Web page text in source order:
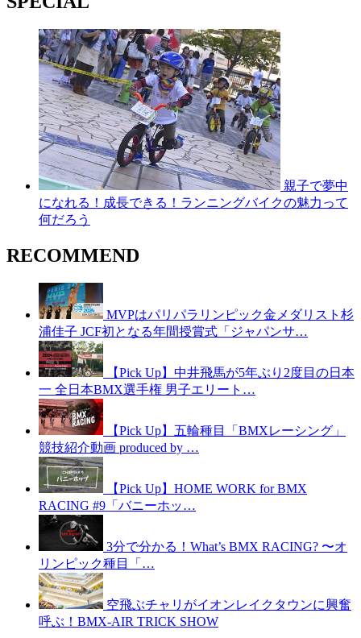
親子で夢中
になれる！成長できる！ランニングバイクの魅力って
何だろう
RECOMMEND
MVPはパリパラリンピック金メダリスト杉
浦佳子 JCF初となる年間授賞式「ジャパンサ…
【Pick Up】中井飛馬が5年ぶり2度目の日本
一 全日本BMX選手権 男子エリート…
【Pick Up】五輪種目「BMXレーシング」
競技紹介動画 produced by …
【Pick Up】HOME WORK for BMX
RACING #9「バニーホッ…
3分で分かる！What’s BMX RACING? 〜オ
リンピック種目「…
空飛ぶチャリがイオンレイクタウンに興奮
呼ぶ！BMX-AIR TRICK SHOW